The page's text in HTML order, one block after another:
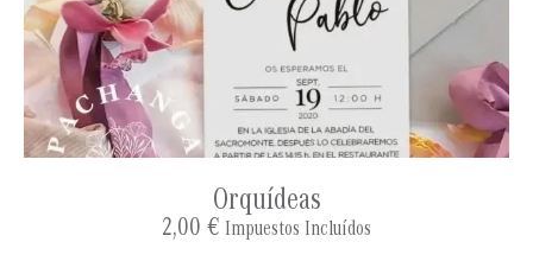
Orquídeas
2,00 € Impuestos Incluídos